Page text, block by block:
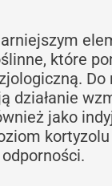
które
działanie
jako